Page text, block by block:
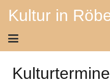
Kultur in
Kulturtermine